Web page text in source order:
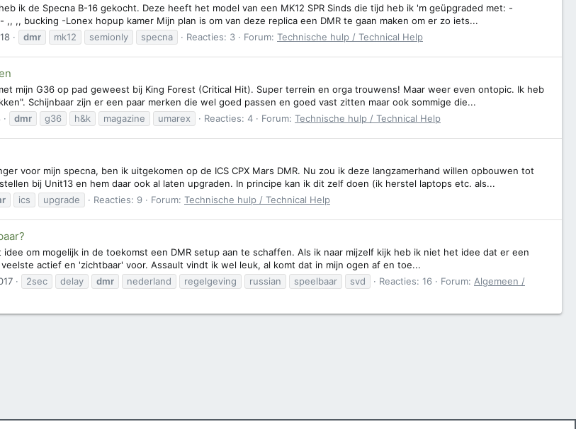
ik de Specna B-16 gekocht. Deze heeft het model van een MK12 SPR Sinds die tijd heb ik 'm geüpgraded met: -
,, bucking -Lonex hopup kamer Mijn plan is om van deze replica een DMR te gaan maken om er zo iets...
dmr mk12 semionly specna Reacties: 3 Forum: Technische hulp / Technical Help
mijn G36 op pad geweest bij King Forest (Critical Hit). Super terrein en orga trouwens! Maar weer even ontopic. Ik heb
Schijnbaar zijn er een paar merken die wel goed passen en goed vast zitten maar ook sommige die...
dmr g36 h&k magazine umarex Reacties: 4 Forum: Technische hulp / Technical Help
voor mijn specna, ben ik uitgekomen op de ICS CPX Mars DMR. Nu zou ik deze langzamerhand willen opbouwen tot
bij Unit13 en hem daar ook al laten upgraden. In principe kan ik dit zelf doen (ik herstel laptops etc. als...
ics upgrade Reacties: 9 Forum: Technische hulp / Technical Help
om mogelijk in de toekomst een DMR setup aan te schaffen. Als ik naar mijzelf kijk heb ik niet het idee dat er een
actief en 'zichtbaar' voor. Assault vindt ik wel leuk, al komt dat in mijn ogen af en toe...
2sec delay dmr nederland regelgeving russian speelbaar svd Reacties: 16 Forum: Algemeen /